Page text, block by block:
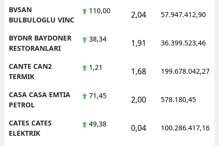
BVSAN
BULBULOGLU VINC
110,00 2,04 57.947.412,90
BYDNR BAYDONER
RESTORANLARI
38,34 1,91 36.399.523,46
CANTE CAN2
TERMIK
1,21 1,68 199.678.042,27
CASA CASA EMTIA
PETROL
71,45 2,00 578.180,45
CATES CATES
ELEKTRIK
49,38 0,04 100.286.417,16